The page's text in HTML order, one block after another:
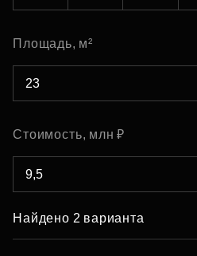
Площадь, м²
Стоимость, млн ₽
Найдено 2 варианта